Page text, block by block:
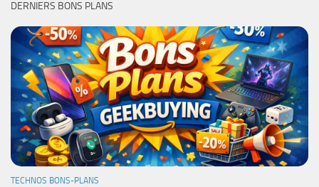
DERNIERS BONS PLANS
TECHNOS BONS-PLANS